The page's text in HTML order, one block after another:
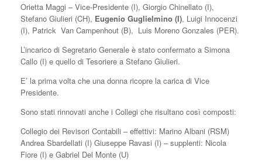
Orietta Maggi – Vice-Presidente (I), Giorgio Chinellato (I),
Stefano Giulieri (CH), Eugenio Guglielmino (I), Luigi Innocenzi
(I), Patrick Van Campenhout (B), Luis Moreno Gonzales (PER).
L’incarico di Segretario Generale è stato confermato a Simona
Callo (I) e quello di Tesoriere a Stefano Giulieri.
E’ la prima volta che una donna ricopre la carica di Vice
Presidente.
Sono stati rinnovati anche i Collegi che risultano così composti:
Collegio dei Revisori Contabili – effettivi: Marino Albani (RSM)
Andrea Sbardellati (I) Giuseppe Ravasi (I) – supplenti: Nicola
Fiore (I) e Gabriel Del Monte (U)